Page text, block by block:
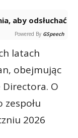
Powered By GSpeech
latach
obejmując
O
2026